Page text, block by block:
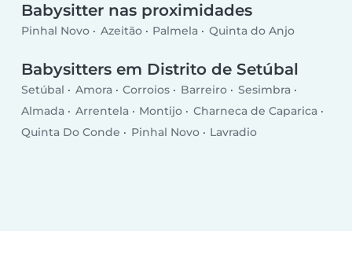
Babysitter nas proximidades
Pinhal Novo Azeitão Palmela Quinta do Anjo
Babysitters em Distrito de Setúbal
Setúbal Amora Corroios Barreiro
Sesimbra
Almada
Arrentela Montijo
Charneca de Caparica
Quinta Do Conde
Pinhal Novo Lavradio